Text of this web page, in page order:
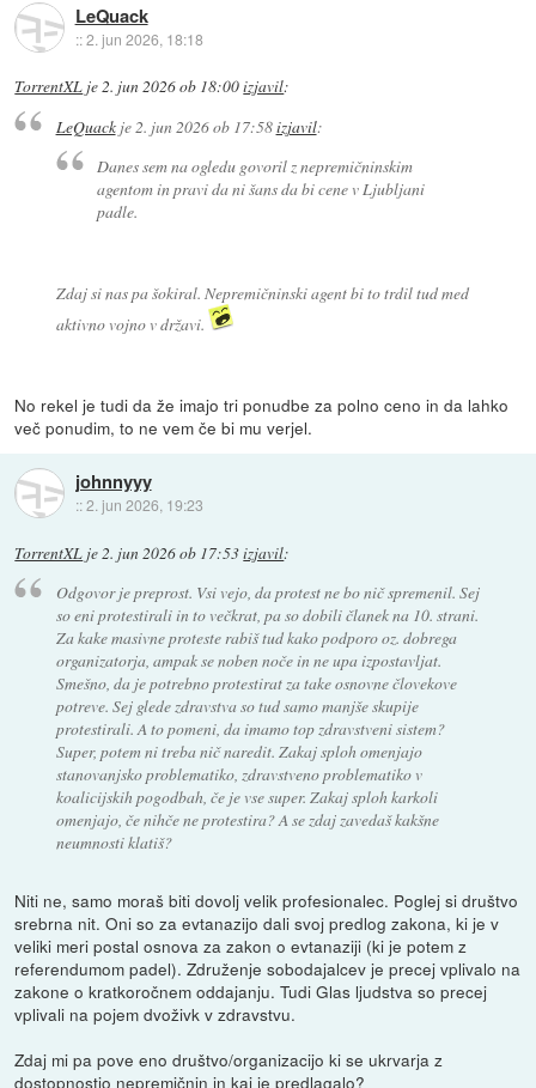
LeQuack
::2. jun 2026, 18:18
TorrentXL je2. jun 2026 ob 18:00izjavil:
LeQuackje2. jun 2026 ob 17:58izjavil:
Danes sem na ogledu govoril z nepremičninskim
agentom in pravi da ni šans da bi cene v Ljubljani
padle.
Zdaj si nas pa šokiral. Nepremičninski agent bi to trdil tud med
aktivno vojno v državi.
No rekel je tudi da že imajo tri ponudbe za polno ceno in da lahko
več ponudim, to ne vem če bi mu verjel.
johnnyyy
::2. jun 2026, 19:23
TorrentXL je2. jun 2026 ob 17:53izjavil:
Odgovor je preprost. Vsi vejo, da protest ne bo nič spremenil. Sej
so eni protestirali in to večkrat, pa so dobili članek na 10. strani.
Za kake masivne proteste rabiš tud kako podporo oz. dobrega
organizatorja, ampak se noben noče in ne upa izpostavljat.
Smešno, da je potrebno protestirat za take osnovne človekove
potreve. Sej glede zdravstva so tud samo manjše skupije
protestirali. A to pomeni, da imamo top zdravstveni sistem?
Super, potem ni treba nič naredit. Zakaj sploh omenjajo
stanovanjsko problematiko, zdravstveno problematiko v
koalicijskih pogodbah, če je vse super. Zakaj sploh karkoli
omenjajo, če nihče ne protestira? A se zdaj zavedaš kakšne
neumnosti klatiš?
Niti ne, samo moraš biti dovolj velik profesionalec. Poglej si društvo
srebrna nit. Oni so za evtanazijo dali svoj predlog zakona, ki je v
veliki meri postal osnova za zakon o evtanaziji (ki je potem z
referendumom padel). Združenje sobodajalcev je precej vplivalo na
zakone o kratkoročnem oddajanju. Tudi Glas ljudstva so precej
vplivali na pojem dvoživk v zdravstvu.
Zdaj mi pa pove eno društvo/organizacijo ki se ukrvarja z
dostopnostjo nepremičnin in kaj je predlagalo?